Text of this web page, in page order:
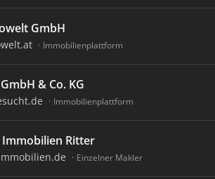
GmbH
Immobilienplattform
& Co. KG
Immobilienplattform
Immobilien Ritter
Einzelner Makler